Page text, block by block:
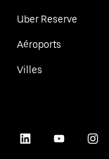
Uber Reserve
Aéroports
Villes